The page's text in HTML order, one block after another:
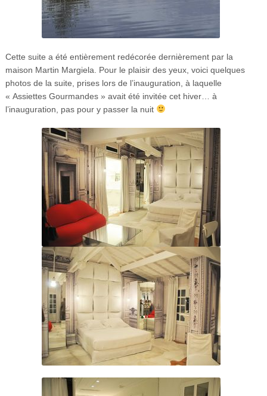
Cette suite a été entièrement redécorée dernièrement par la
maison Martin Margiela. Pour le plaisir des yeux, voici quelques
photos de la suite, prises lors de l’inauguration, à laquelle
« Assiettes Gourmandes » avait été invitée cet hiver… à
l’inauguration, pas pour y passer la nuit